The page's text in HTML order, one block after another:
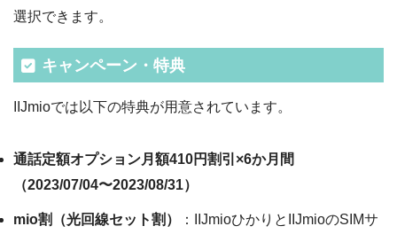
選択できます。
キャンペーン・特典
IIJmioでは以下の特典が用意されています。
通話定額オプション月額410円割引×6か月間
（2023/07/04〜2023/08/31）
mio割（光回線セット割）
：IIJmioひかりとIIJmioのSIMサ